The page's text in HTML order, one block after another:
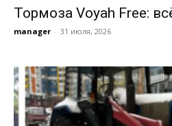
Тормоза Voyah Free:
manager - 31 июля, 2026